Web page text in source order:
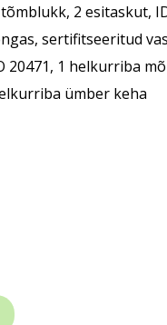
2 esitaskut,
sertifitseeritud
20471, 1 helkurriba
ümber keha